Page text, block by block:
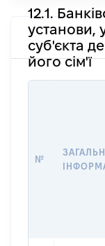
12.1.
установи,
суб'єкта
його сім'ї
№